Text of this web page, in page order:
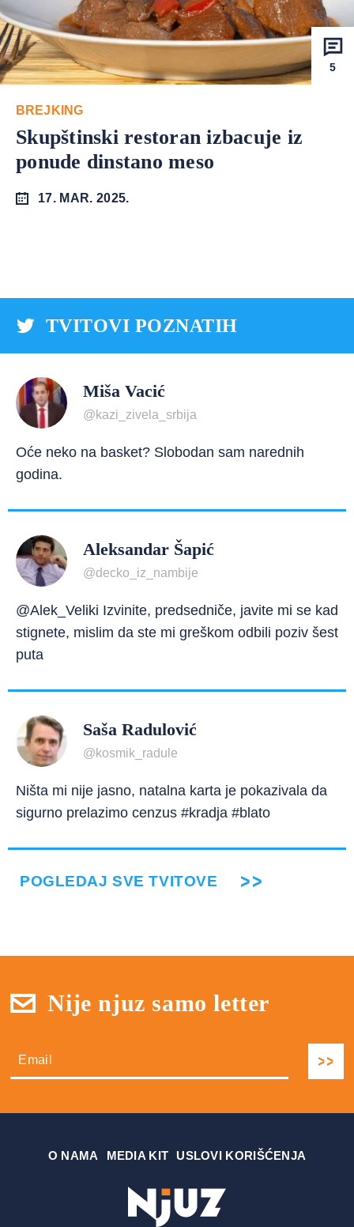
5
BREJKING
Skupštinski restoran izbacuje iz
ponude dinstano meso
17. MAR. 2025.
TVITOVI POZNATIH
Miša Vacić
@kazi_zivela_srbija
Oće neko na basket? Slobodan sam narednih
godina.
Aleksandar Šapić
@decko_iz_nambije
@Alek_Veliki Izvinite, predsedniče, javite mi se kad
stignete, mislim da ste mi greškom odbili poziv šest
puta
Saša Radulović
@kosmik_radule
Ništa mi nije jasno, natalna karta je pokazivala da
sigurno prelazimo cenzus #kradja #blato
POGLEDAJ SVE TVITOVE
Nije njuz samo letter
О NAMA MEDIA KIT USLOVI KORIŠĆENJA